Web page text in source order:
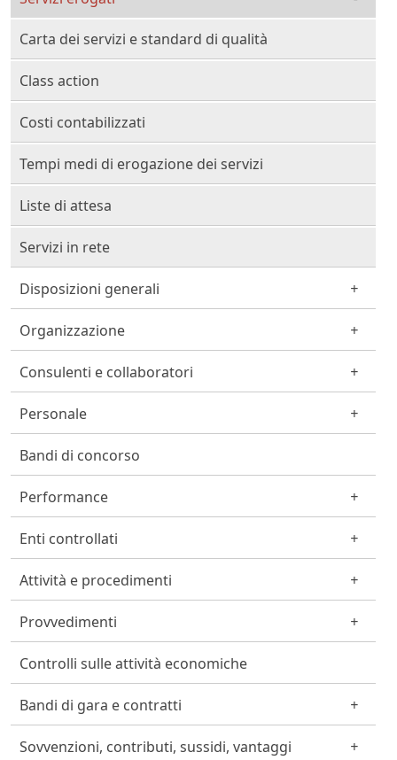
Carta dei servizi e standard di qualità
Class action
Costi contabilizzati
Tempi medi di erogazione dei servizi
Liste di attesa
Servizi in rete
Disposizioni generali
Organizzazione
Consulenti e collaboratori
Personale
Bandi di concorso
Performance
Enti controllati
Attività e procedimenti
Provvedimenti
Controlli sulle attività economiche
Bandi di gara e contratti
Sovvenzioni, contributi, sussidi, vantaggi